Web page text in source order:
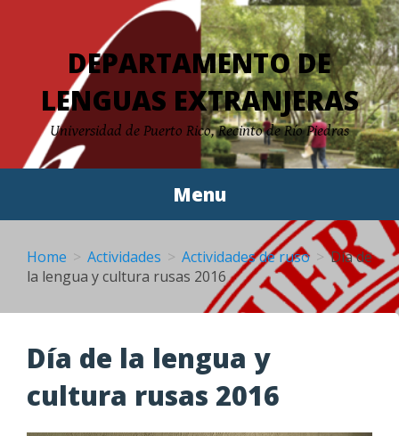
DEPARTAMENTO DE
LENGUAS EXTRANJERAS
Universidad de Puerto Rico, Recinto de Río Piedras
Menu
Home Actividades Actividades de ruso
Día de
la lengua y cultura rusas 2016
Día de la lengua y
cultura rusas 2016